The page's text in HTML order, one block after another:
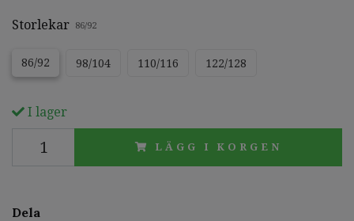
Storlekar 86/92
86/92 98/104 110/116 122/128
I lager
LÄGG I KORGEN
Dela